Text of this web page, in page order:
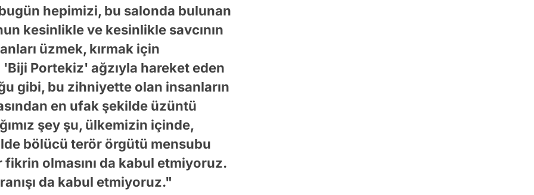
hepimizi, bu salonda bulunan
kesinlikle ve kesinlikle savcının
üzmek, kırmak için
'Biji Portekiz' ağzıyla hareket eden
gibi, bu zihniyette olan insanların
en ufak şekilde üzüntü
şey şu, ülkemizin içinde,
bölücü terör örgütü mensubu
olmasını da kabul etmiyoruz.
da kabul etmiyoruz."